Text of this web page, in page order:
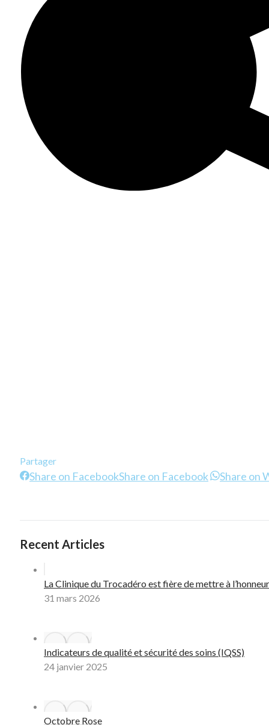
Partager
Share on FacebookShare on Facebook Share on
Recent Articles
La Clinique du Trocadéro est fière de mettre à
31 mars 2026
Indicateurs de qualité et sécurité des soins (IQSS)
24 janvier 2025
Octobre Rose